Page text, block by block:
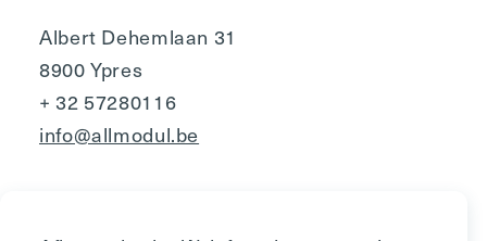
Albert Dehemlaan 31
8900 Ypres
+ 32 57280116
info@allmodul.be